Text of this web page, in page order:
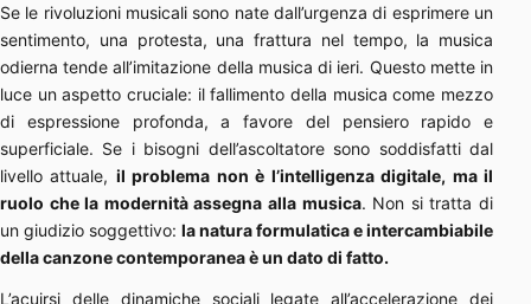
Se le rivoluzioni musicali sono nate dall’urgenza di esprimere un
sentimento, una protesta, una frattura nel tempo, la musica
odierna tende all’imitazione della musica di ieri. Questo mette in
luce un aspetto cruciale: il fallimento della musica come mezzo
di espressione profonda, a favore del pensiero rapido e
superficiale. Se i bisogni dell’ascoltatore sono soddisfatti dal
livello attuale, il problema non è l’intelligenza digitale, ma il
ruolo che la modernità assegna alla musica. Non si tratta di
un giudizio soggettivo: la natura formulatica e intercambiabile
della canzone contemporanea è un dato di fatto.
L’acuirsi delle dinamiche sociali legate all’accelerazione dei